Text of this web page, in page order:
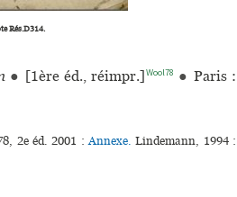
Rés.D314.
● [1ère éd., réimpr.]Wool78 ● Paris :
2e éd. 2001 :Annexe. Lindemann, 1994 :